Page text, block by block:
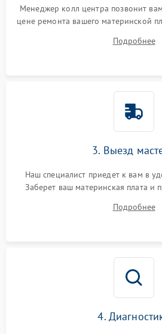
Менеджер колл центра позвонит
цене ремонта вашего материнской
Подробнее
3. Выезд
Наш специалист приедет к вам в
Заберет ваш материнская плата и
Подробнее
4.